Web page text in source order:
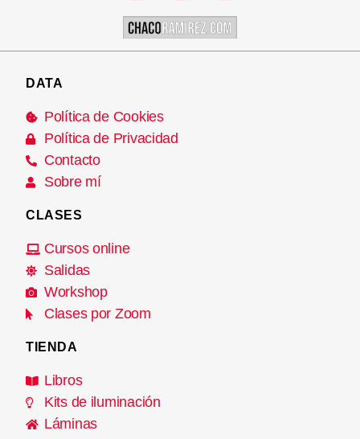
DATA
Política de Cookies
Política de Privacidad
Contacto
Sobre mí
CLASES
Cursos online
Salidas
Workshop
Clases por Zoom
TIENDA
Libros
Kits de iluminación
Láminas